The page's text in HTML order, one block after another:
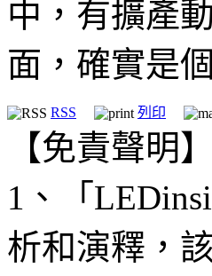
中，有擴產
面，確實是
RSS 列印
【免責聲明】
1、「
析和演釋，